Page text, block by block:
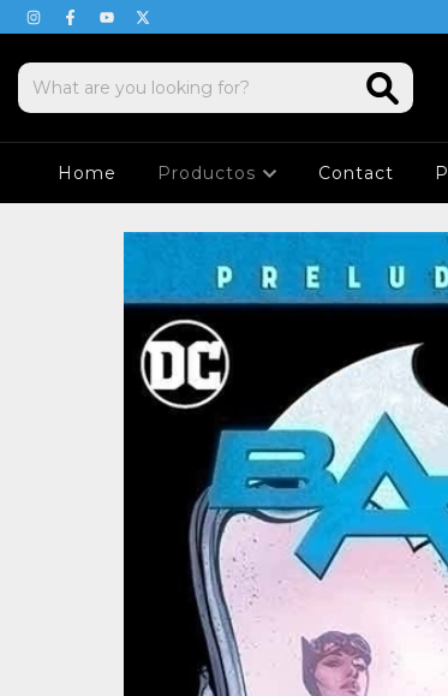
Home Productos Contact